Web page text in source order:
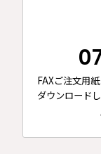
FAXご注文用
ダウンロード